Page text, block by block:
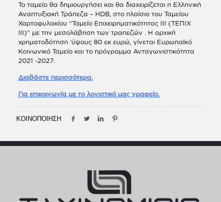
Το ταμείο θα δημιουργήσει και θα διαχειρίζεται η Ελληνική
Αναπτυξιακή Τράπεζα – HDB, στο πλαίσιο του Ταμείου
Χαρτοφυλακίου “Ταμείο Επιχειρηματικότητας ΙΙΙ (ΤΕΠΙΧ
ΙΙΙ)” με την μεσολάβηση των τραπεζών . Η αρχική
χρηματοδότηση ‘ύψους 80 εκ ευρώ, γίνεται Ευρωπαϊκό
Κοινωνικό Ταμείο και το πρόγραμμα Ανταγωνιστικότητα
2021 -2027.
Διαβάστε περισσότερα.
Για επικοινωνία με το λογιστικό μας γραφείο.
ΚΟΙΝΟΠΟΙΗΣΗ